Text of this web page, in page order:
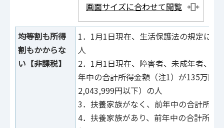
画面サイズに合わせて閲覧
均等割も所得
割もかからな
い【非課税】
1．1月1日現在、生活保護法の規定によ
人
2．1月1日現在、障害者、未成年者、寡
年中の合計所得金額（注1）が135万円
2,043,999円以下）の人
3．扶養家族がなく、前年中の合計所得
4．扶養家族があり、前年中の合計所得